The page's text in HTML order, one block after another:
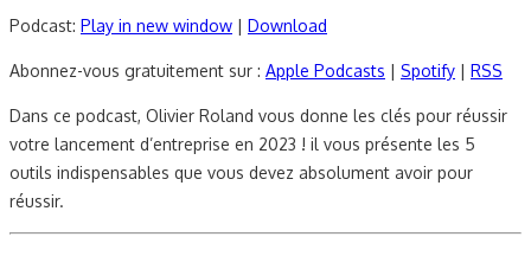
Podcast: Play in new window | Download
Abonnez-vous gratuitement sur : Apple Podcasts | Spotify | RSS
Dans ce podcast, Olivier Roland vous donne les clés pour réussir
votre lancement d’entreprise en 2023 ! il vous présente les 5
outils indispensables que vous devez absolument avoir pour
réussir.